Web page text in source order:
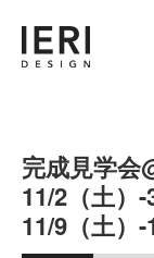
完成見学会
11/2（土）-
11/9（土）-